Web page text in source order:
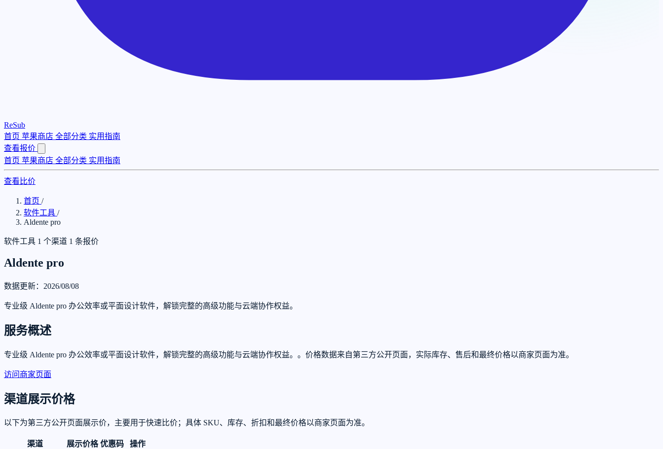
ReSub
首页 苹果商店 全部分类 实用指南
查看报价
首页 苹果商店 全部分类 实用指南
查看比价
首页 /
软件工具 /
Aldente pro
软件工具 1 个渠道 1 条报价
Aldente pro
数据更新：2026/08/08
专业级 Aldente pro 办公效率或平面设计软件，解锁完整的高级功能与云端协作权益。
服务概述
专业级 Aldente pro 办公效率或平面设计软件，解锁完整的高级功能与云端协作权益。。价格数据来自第三方公开页面，实际库存、售后和最终价格以商家页面为准。
访问商家页面
渠道展示价格
以下为第三方公开页面展示价，主要用于快速比价；具体 SKU、库存、折扣和最终价格以商家页面为准。
渠道 展示价格 优惠码 操作